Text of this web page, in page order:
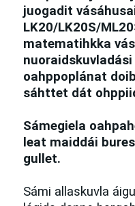
juogadit
LK20/LK20S/
matematihkka
oahppoplánat
sáhttet dát
Sámegiela
leat maiddái
gullet.
Sámi allaskuvla